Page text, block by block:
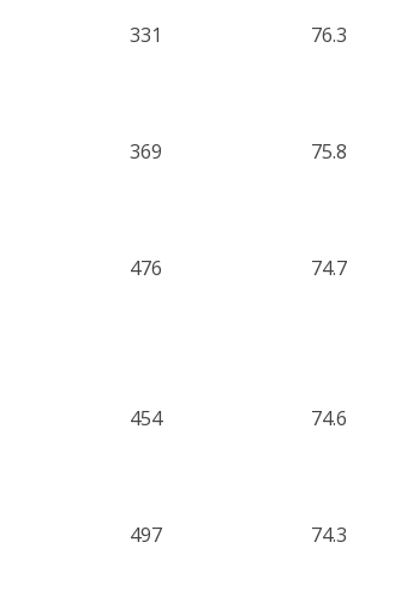
331 76.3
369 75.8
476 74.7
454 74.6
497 74.3